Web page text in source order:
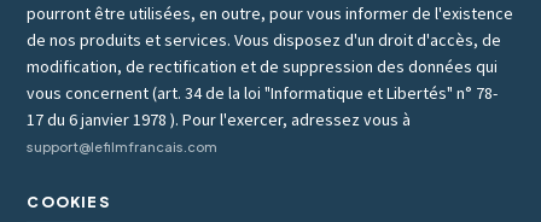
pourront être utilisées, en outre, pour vous informer de l'existence
de nos produits et services. Vous disposez d'un droit d'accès, de
modification, de rectification et de suppression des données qui
vous concernent (art. 34 de la loi "Informatique et Libertés" n° 78-
17 du 6 janvier 1978 ). Pour l'exercer, adressez vous à
support@lefilmfrancais.com
COOKIES